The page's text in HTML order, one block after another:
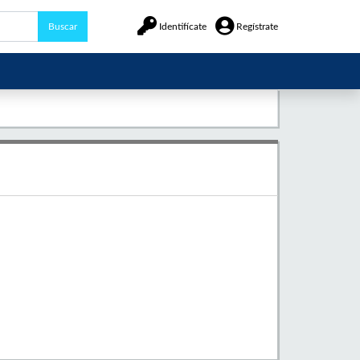
Buscar Identifícate Regístrate